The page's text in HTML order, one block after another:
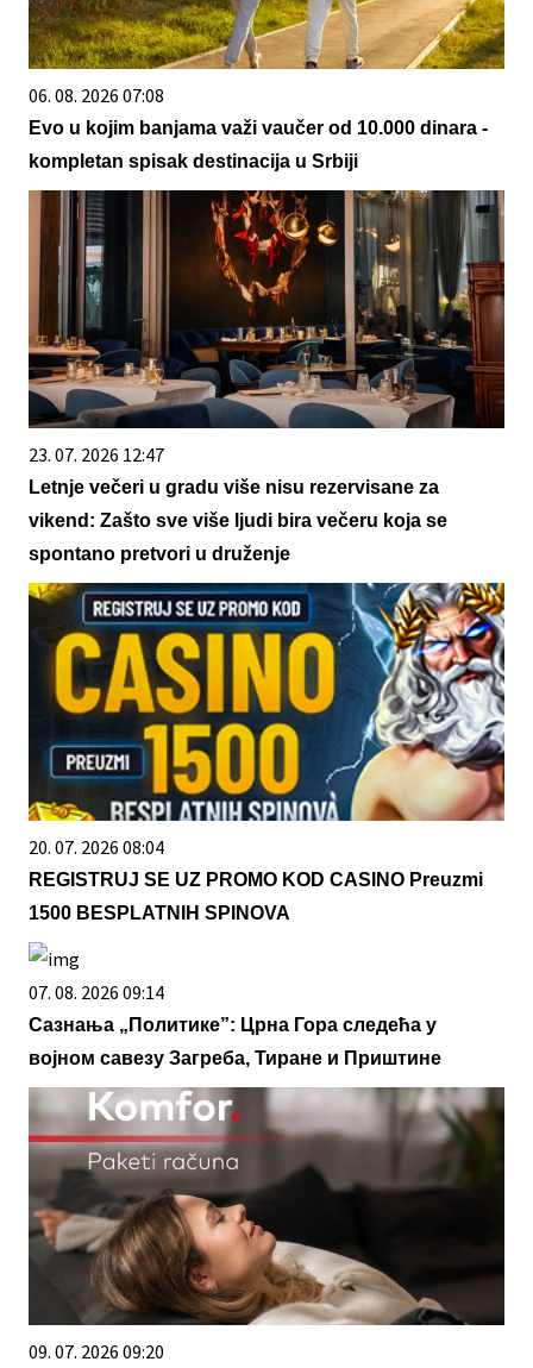
06. 08. 2026 07:08
Evo u kojim banjama važi vaučer od 10.000 dinara -
kompletan spisak destinacija u Srbiji
23. 07. 2026 12:47
Letnje večeri u gradu više nisu rezervisane za
vikend: Zašto sve više ljudi bira večeru koja se
spontano pretvori u druženje
20. 07. 2026 08:04
REGISTRUJ SE UZ PROMO KOD CASINO Preuzmi
1500 BESPLATNIH SPINOVA
07. 08. 2026 09:14
Сазнања „Политике”: Црна Гора следећа у
војном савезу Загреба, Тиране и Приштине
09. 07. 2026 09:20